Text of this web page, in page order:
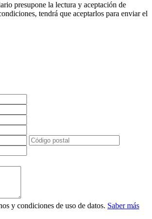
presupone la lectura y aceptación de
tendrá que aceptarlos para enviar el
y condiciones de uso de datos. Saber más